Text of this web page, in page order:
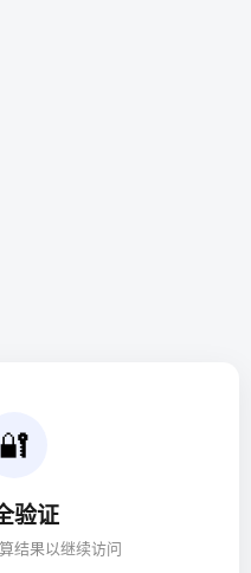
🔐
验证
结果以继续访问